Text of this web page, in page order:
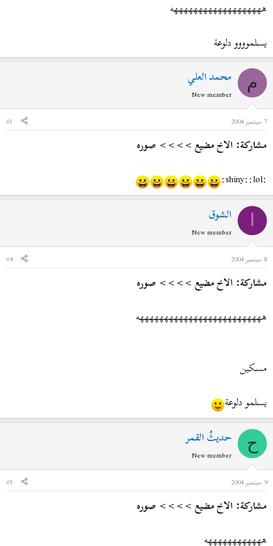
هههههههههههههههههههه
يسلموووو دلوعة
م محمد العلي
New member
7 سبتمبر 2004
#3
مشاركة: الاخ مضيع >>>> صوره
:shiny::lol:
الشوق
New member
8 سبتمبر 2004
#4
مشاركة: الاخ مضيع >>>> صوره
ههههههههههههههههههههههههههه
مسكين
يسلمو دلوعة
ح حديثُ القمر
New member
9 سبتمبر 2004
#5
مشاركة: الاخ مضيع >>>> صوره
ههههههههههههه